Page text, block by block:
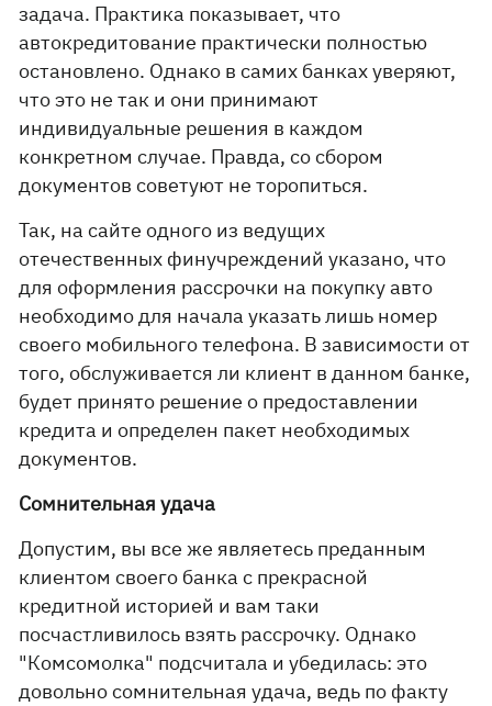
задача. Практика показывает, что
автокредитование практически полностью
остановлено. Однако в самих банках уверяют,
что это не так и они принимают
индивидуальные решения в каждом
конкретном случае. Правда, со сбором
документов советуют не торопиться.
Так, на сайте одного из ведущих
отечественных финучреждений указано, что
для оформления рассрочки на покупку авто
необходимо для начала указать лишь номер
своего мобильного телефона. В зависимости от
того, обслуживается ли клиент в данном банке,
будет принято решение о предоставлении
кредита и определен пакет необходимых
документов.
Сомнительная удача
Допустим, вы все же являетесь преданным
клиентом своего банка с прекрасной
кредитной историей и вам таки
посчастливилось взять рассрочку. Однако
"Комсомолка" подсчитала и убедилась: это
довольно сомнительная удача, ведь по факту